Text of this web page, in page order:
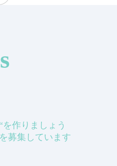
作りましょう
募集しています